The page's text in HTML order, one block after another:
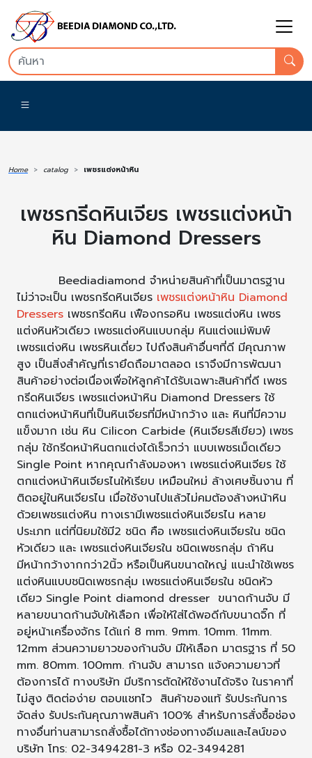
Home catalog เพชรแต่งหน้าหิน
เพชรกรีดหินเจียร เพชรแต่งหน้า
หิน Diamond Dressers
Beediadiamond จำหน่ายสินค้าที่เป็นมาตรฐาน
ไม่ว่าจะเป็น เพชรกรีดหินเจียร เพชรแต่งหน้าหิน Diamond
Dressers เพชรกรีดหิน เฟืองกรอหิน เพชรแต่งหิน เพชร
แต่งหินหัวเดียว เพชรแต่งหินแบบกลุ่ม หินแต่งแม่พิมพ์
เพชรแต่งหิน เพชรหินเดี่ยว ไปถึงสินค้าอื่นๆที่ดี มีคุณภาพ
สูง เป็นสิ่งสำคัญที่เรายึดถือมาตลอด เราจึงมีการพัฒนา
สินค้าอย่างต่อเนื่องเพื่อให้ลูกค้าได้รับเฉพาะสินค้าที่ดี เพชร
กรีดหินเจียร เพชรแต่งหน้าหิน Diamond Dressers ใช้
ตกแต่งหน้าหินที่เป็นหินเจียรที่มีหน้ากว้าง และ หินที่มีความ
แข็งมาก เช่น หิน Cilicon Carbide (หินเจียรสีเขียว) เพชร
กลุ่ม ใช้กรีดหน้าหินตกแต่งได้เร็วกว่า แบบเพชรเม็ดเดียว
Single Point หากคุณกำลังมองหา เพชรแต่งหินเจียร ใช้
ตกแต่งหน้าหินเจียรไนให้เรียบ เหมือนใหม่ ล้างเศษชิ้นงาน ที่
ติดอยู่ในหินเจียรไน เมื่อใช้งานไปแล้วไม่คมต้องล้างหน้าหิน
ด้วยเพชรแต่งหิน ทางเรามีเพชรแต่งหินเจียรไน หลาย
ประเภท แต่ที่นิยมใช้มี2 ชนิด คือ เพชรแต่งหินเจียรใน ชนิด
หัวเดียว และ เพชรแต่งหินเจียรใน ชนิดเพชรกลุ่ม ถ้าหิน
มีหน้ากว้างากกว่า2นิ้ว หรือเป็นหินขนาดใหญ่ แนะนำใช้เพชร
แต่งหินแบบชนิดเพชรกลุ่ม เพชรแต่งหินเจียรใน ชนิดหัว
เดียว Single Point diamond dresser ขนาดก้านจับ มี
หลายขนาดก้านจับให้เลือก เพื่อให้ใส่ได้พอดีกับขนาดจิ๊ก ที่
อยู่หน้าเครื่องจักร ได้แก่ 8 mm. 9mm. 10mm. 11mm.
12mm ส่วนความยาวของก้านจับ มีให้เลือก มาตรฐาร ที่ 50
mm. 80mm. 100mm. ก้านจับ สามารถ แจ้งความยาวที่
ต้องการได้ ทางบริษัท มีบริการตัดให้ใช้งานได้จริง ในราคาที่
ไม่สูง ติดต่อง่าย ตอบแชทไว สินค้าของแท้ รับประกันการ
จัดส่ง รับประกันคุณภาพสินค้า 100% สำหรับการสั่งซื้อช่อง
ทางอื่นท่านสามารถสั่งซื้อได้ทางช่องทางอีเมลและไลน์ของ
บริษัท โทร: 02-3494281-3 หรือ 02-3494281